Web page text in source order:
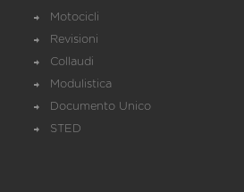
Motocicli
Revisioni
Collaudi
Modulistica
Documento Unico
STED